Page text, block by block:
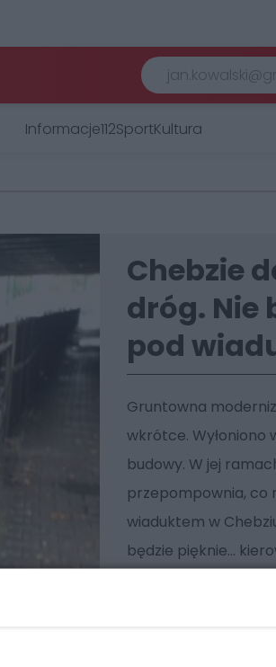
Informacje112SportKultura
Chebzie
dróg. Nie
pod
Gruntowna
wkrótce. Wyłoniono
budowy. W jej
przepompownia, co
wiaduktem w
będzie pięknie...